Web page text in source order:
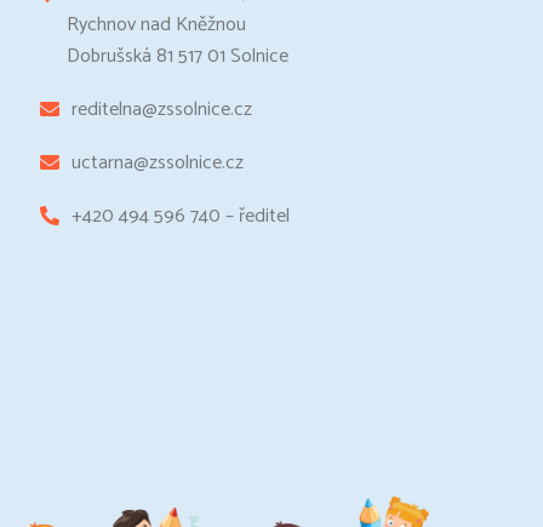
Rychnov nad Kněžnou
Dobrušská 81 517 01 Solnice
reditelna@zssolnice.cz
uctarna@zssolnice.cz
+420 494 596 740 – ředitel